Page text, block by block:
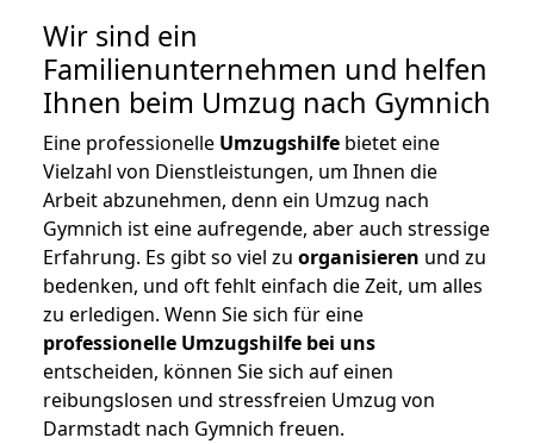
Wir sind ein
Familienunternehmen und helfen
Ihnen beim Umzug nach Gymnich
Eine professionelle Umzugshilfe bietet eine
Vielzahl von Dienstleistungen, um Ihnen die
Arbeit abzunehmen, denn ein Umzug nach
Gymnich ist eine aufregende, aber auch stressige
Erfahrung. Es gibt so viel zu organisieren und zu
bedenken, und oft fehlt einfach die Zeit, um alles
zu erledigen. Wenn Sie sich für eine
professionelle Umzugshilfe bei uns
entscheiden, können Sie sich auf einen
reibungslosen und stressfreien Umzug von
Darmstadt nach Gymnich freuen.